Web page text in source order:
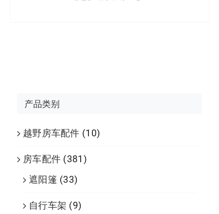
产品类别
越野房车配件 (10)
房车配件 (381)
遮阳篷 (33)
自行车架 (9)